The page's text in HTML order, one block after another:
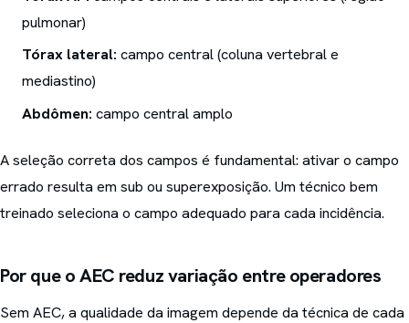
pulmonar)
Tórax lateral: campo central (coluna vertebral e
mediastino)
Abdômen: campo central amplo
A seleção correta dos campos é fundamental: ativar o campo
errado resulta em sub ou superexposição. Um técnico bem
treinado seleciona o campo adequado para cada incidência.
Por que o AEC reduz variação entre operadores
Sem AEC, a qualidade da imagem depende da técnica de cada